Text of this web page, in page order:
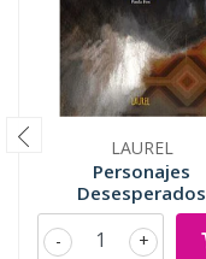
LAUREL
Personajes
Desesperados
+
-